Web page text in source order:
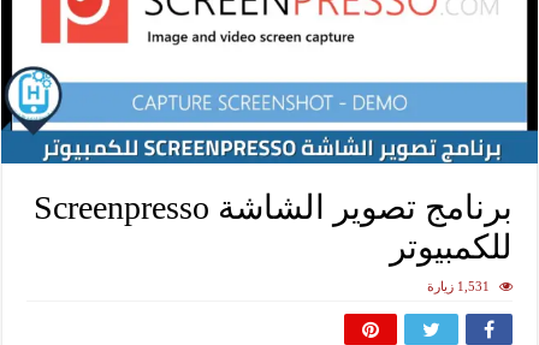
برنامج تصوير الشاشة Screenpresso
للكمبيوتر
1,531 زيارة